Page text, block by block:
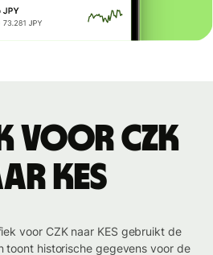
voor CZK
KES
voor CZK naar KES gebruikt de
toont historische gegevens voor de